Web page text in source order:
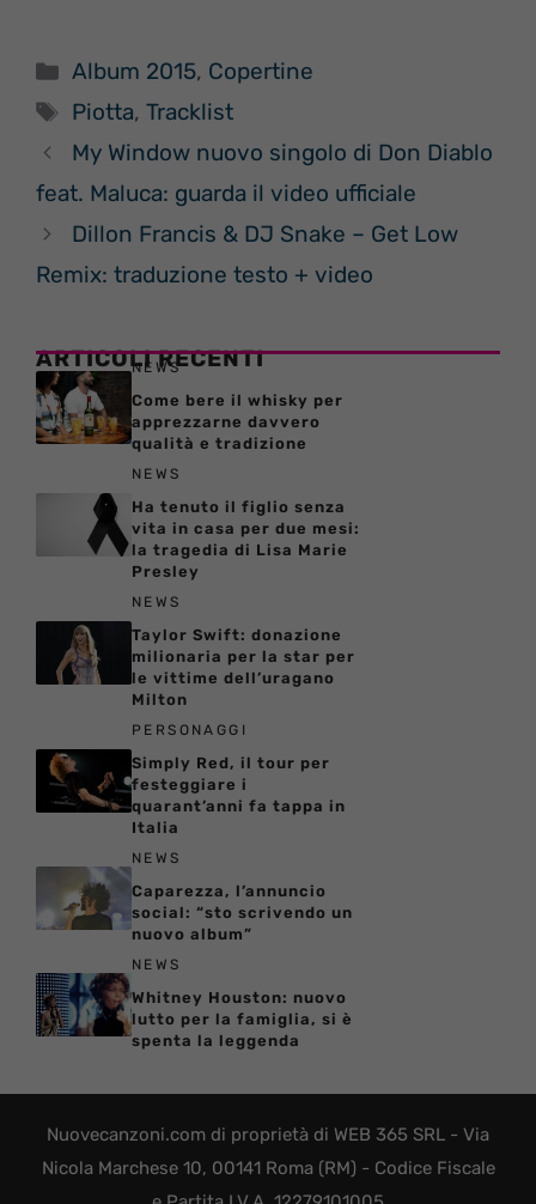
Categorie
Album 2015, Copertine
Tag
Piotta,Tracklist
My Window nuovo singolo di Don Diablo
feat. Maluca: guarda il video ufficiale
Dillon Francis & DJ Snake – Get Low
Remix: traduzione testo + video
ARTICOLI RECENTI
NEWS
Come bere il whisky per
apprezzarne davvero
qualità e tradizione
NEWS
Ha tenuto il figlio senza
vita in casa per due mesi:
la tragedia di Lisa Marie
Presley
NEWS
Taylor Swift: donazione
milionaria per la star per
le vittime dell’uragano
Milton
PERSONAGGI
Simply Red, il tour per
festeggiare i
quarant’anni fa tappa in
Italia
NEWS
Caparezza, l’annuncio
social: “sto scrivendo un
nuovo album”
NEWS
Whitney Houston: nuovo
lutto per la famiglia, si è
spenta la leggenda
Nuovecanzoni.com di proprietà di WEB 365 SRL - Via
Nicola Marchese 10, 00141 Roma (RM) - Codice Fiscale